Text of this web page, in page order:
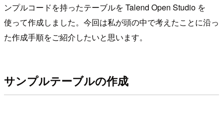
ンプルコードを持ったテーブルを Talend Open Studio を
使って作成しました。今回は私が頭の中で考えたことに沿っ
た作成手順をご紹介したいと思います。
サンプルテーブルの作成